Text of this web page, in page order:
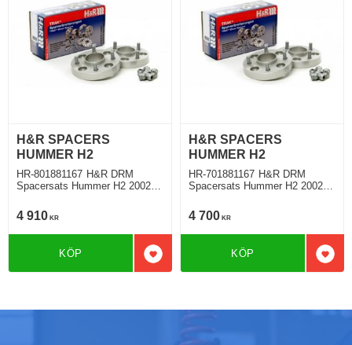
H&R SPACERS
HUMMER H2
HR-801881167 H&R DRM
Spacersats Hummer H2 2002
4 910 KR
Lägg till i favoriter
KÖP
H&R SPACERS
HUMMER H2
HR-701881167 H&R DRM
Spacersats Hummer H2 2002
4 700 KR
KÖP